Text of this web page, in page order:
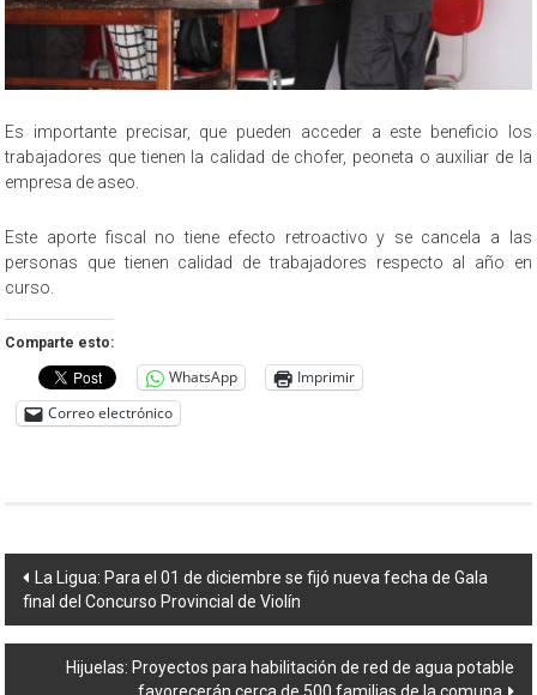
Es importante precisar, que pueden acceder a este beneficio los
trabajadores que tienen la calidad de chofer, peoneta o auxiliar de la
empresa de aseo.
Este aporte fiscal no tiene efecto retroactivo y se cancela a las
personas que tienen calidad de trabajadores respecto al año en
curso.
Comparte esto:
WhatsApp
Imprimir
Correo electrónico
Navegación
de
entradas
La Ligua: Para el 01 de diciembre se fijó nueva fecha de Gala
final del Concurso Provincial de Violín
Hijuelas: Proyectos para habilitación de red de agua potable
favorecerán cerca de 500 familias de la comuna